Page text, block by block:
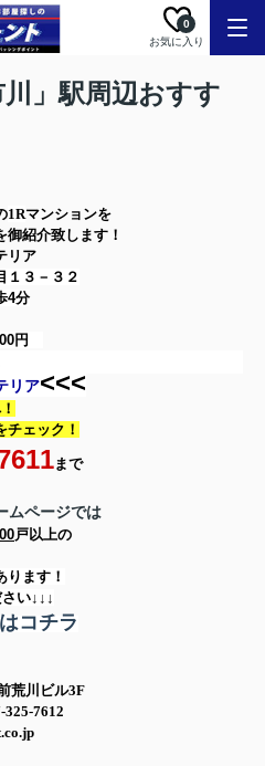
お気に入り
0
」駅周辺おすす
1Rマンションを
御紹介致します！
リア
１３－３２
4分
円
リア<<<
チェック！
まで
ムページでは
戸以上の
ります！
い↓↓↓
コチラ
荒川ビル3F
7612